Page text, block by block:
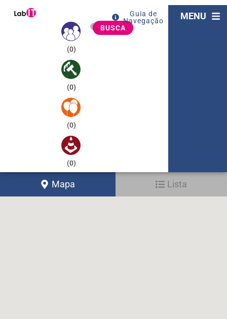
(0)
(0)
(0)
(0)
BUSCA
Guia de
Navegação
MENU
Mapa Lista